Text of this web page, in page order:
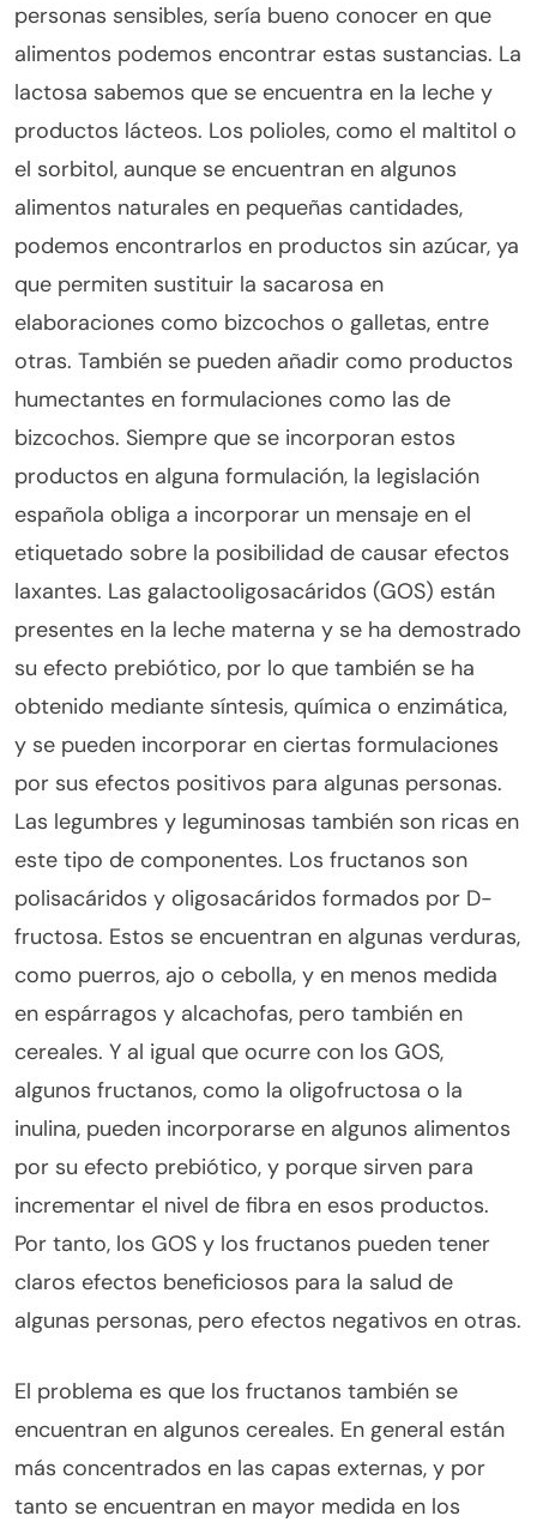
personas sensibles, sería bueno conocer en que
alimentos podemos encontrar estas sustancias. La
lactosa sabemos que se encuentra en la leche y
productos lácteos. Los polioles, como el maltitol o
el sorbitol, aunque se encuentran en algunos
alimentos naturales en pequeñas cantidades,
podemos encontrarlos en productos sin azúcar, ya
que permiten sustituir la sacarosa en
elaboraciones como bizcochos o galletas, entre
otras. También se pueden añadir como productos
humectantes en formulaciones como las de
bizcochos. Siempre que se incorporan estos
productos en alguna formulación, la legislación
española obliga a incorporar un mensaje en el
etiquetado sobre la posibilidad de causar efectos
laxantes. Las galactooligosacáridos (GOS) están
presentes en la leche materna y se ha demostrado
su efecto prebiótico, por lo que también se ha
obtenido mediante síntesis, química o enzimática,
y se pueden incorporar en ciertas formulaciones
por sus efectos positivos para algunas personas.
Las legumbres y leguminosas también son ricas en
este tipo de componentes. Los fructanos son
polisacáridos y oligosacáridos formados por D-
fructosa. Estos se encuentran en algunas verduras,
como puerros, ajo o cebolla, y en menos medida
en espárragos y alcachofas, pero también en
cereales. Y al igual que ocurre con los GOS,
algunos fructanos, como la oligofructosa o la
inulina, pueden incorporarse en algunos alimentos
por su efecto prebiótico, y porque sirven para
incrementar el nivel de fibra en esos productos.
Por tanto, los GOS y los fructanos pueden tener
claros efectos beneficiosos para la salud de
algunas personas, pero efectos negativos en otras.
El problema es que los fructanos también se
encuentran en algunos cereales. En general están
más concentrados en las capas externas, y por
tanto se encuentran en mayor medida en los